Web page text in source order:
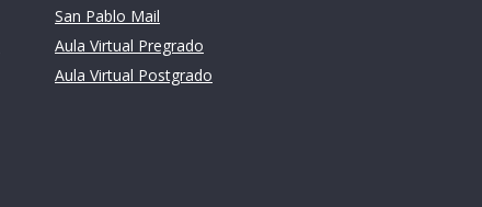
San Pablo Mail
Aula Virtual Pregrado
Aula Virtual Postgrado